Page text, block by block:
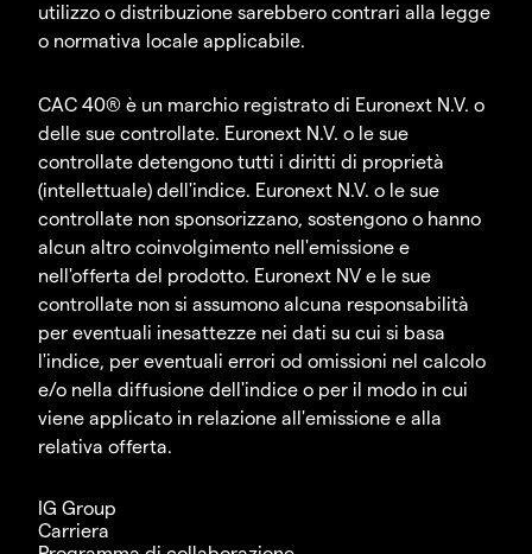
utilizzo o distribuzione sarebbero contrari alla legge
o normativa locale applicabile.
CAC 40® è un marchio registrato di Euronext N.V. o
delle sue controllate. Euronext N.V. o le sue
controllate detengono tutti i diritti di proprietà
(intellettuale) dell'indice. Euronext N.V. o le sue
controllate non sponsorizzano, sostengono o hanno
alcun altro coinvolgimento nell'emissione e
nell'offerta del prodotto. Euronext NV e le sue
controllate non si assumono alcuna responsabilità
per eventuali inesattezze nei dati su cui si basa
l'indice, per eventuali errori od omissioni nel calcolo
e/o nella diffusione dell'indice o per il modo in cui
viene applicato in relazione all'emissione e alla
relativa offerta.
IG Group
Carriera